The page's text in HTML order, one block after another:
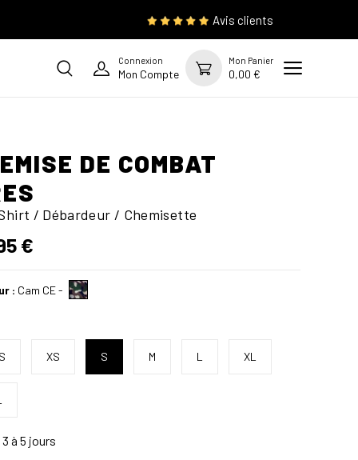
Avis clients
Connexion
Mon Compte
Mon Panier
0,00 €
DE COMBAT
/ Débardeur / Chemisette
€
: Cam CE-
XS S M L XL
3 à 5 jours